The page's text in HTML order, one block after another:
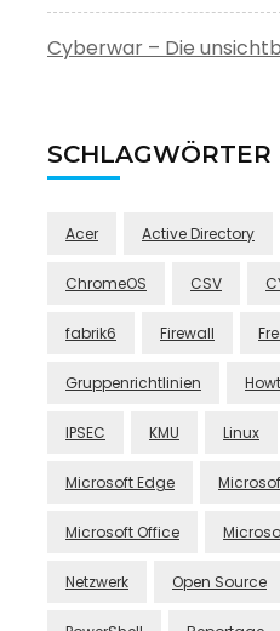
Cyberwar – Die
SCHLAGWÖRTER
Acer Active Directory
ChromeOS CSV
fabrik6 Firewall
Gruppenrichtlinien
IPSEC KMU Linux
Microsoft Edge
Microsoft Office
Netzwerk Open Source